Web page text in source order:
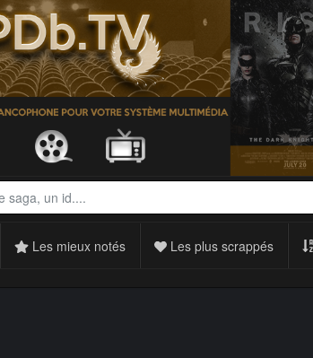
Les mieux notés Les plus scrappés